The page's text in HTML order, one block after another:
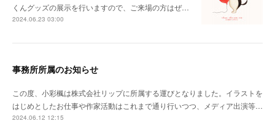
くんグッズの展示を行いますので、ご来場の方はぜ…
2024.06.23 03:00
事務所所属のお知らせ
この度、小彩楓は株式会社リップに所属する運びとなりました。イラストを
はじめとしたお仕事や作家活動はこれまで通り行いつつ、メディア出演等…
2024.06.12 12:15